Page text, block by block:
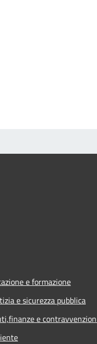
e formazione
e sicurezza pubblica
e